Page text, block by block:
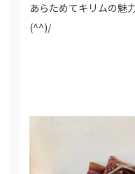
あらためてキリムの魅
(^^)/